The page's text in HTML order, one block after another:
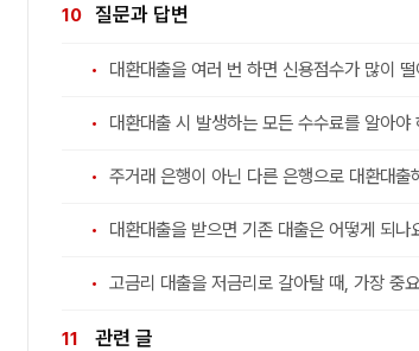
질문과 답변
대환대출을 여러 번 하면 신용점수가 많이
대환대출 시 발생하는 모든 수수료를 알아야
주거래 은행이 아닌 다른 은행으로 대환대출
대환대출을 받으면 기존 대출은 어떻게 되나
고금리 대출을 저금리로 갈아탈 때, 가장 중
관련 글